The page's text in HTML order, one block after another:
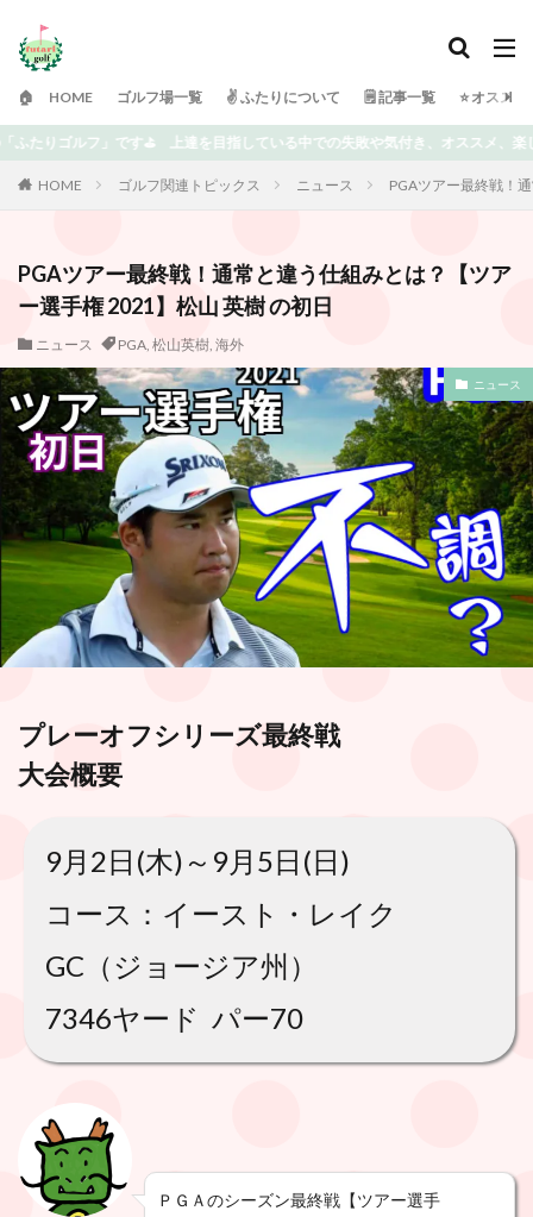
🏠 HOME ゴルフ場一覧 ✌️ ふたりについて 🗒 記事一覧 ⭐️ オスス
や気付き、オススメ、楽しめる情報を書いていきます⭐️ どうぞよろしくお願
HOME ゴルフ関連トピックス ニュース PGAツアー最終戦！
PGAツアー最終戦！通常と違う仕組みとは？【ツア
ー選手権 2021】松山 英樹 の初日
ニュース PGA, 松山英樹, 海外
ニュース
プレーオフシリーズ最終戦
大会概要
9月2日(木)～9月5日(日)
コース：イースト・レイク
GC（ジョージア州）
7346ヤード パー70
ＰＧＡのシーズン最終戦【ツアー選手